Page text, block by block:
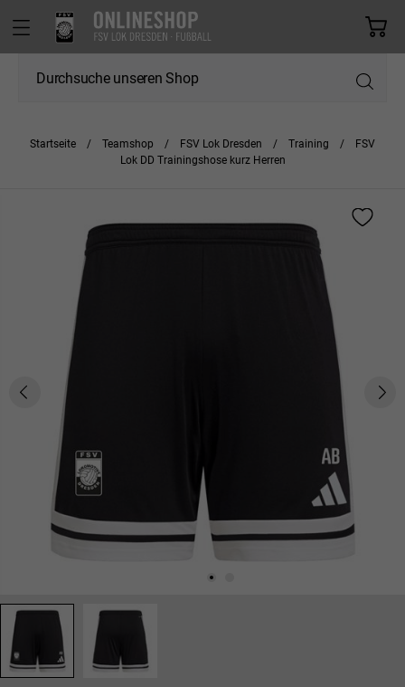
Startseite Teamshop FSV Lok Dresden Training
FSV
Lok DD Trainingshose kurz Herren